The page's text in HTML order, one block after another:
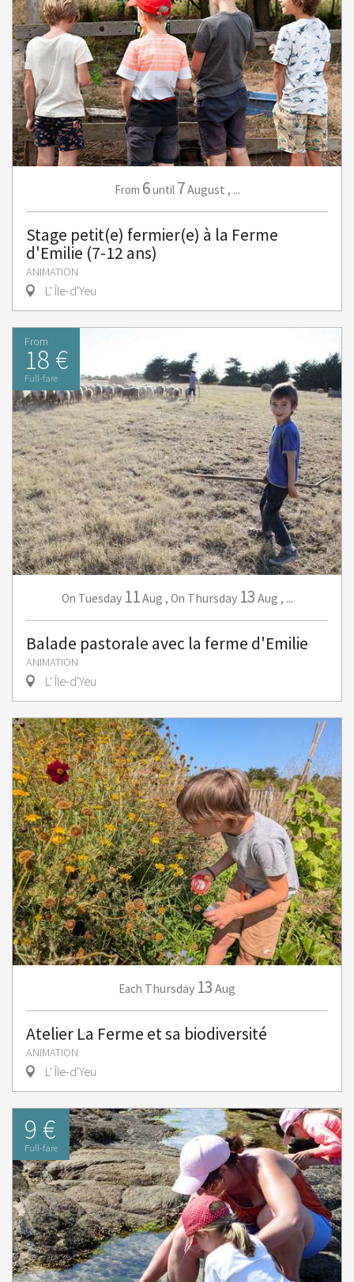
From 6until 7August , ...
Stage petit(e) fermier(e) à la Ferme
d'Emilie (7-12 ans)
ANIMATION
L' Île-d'Yeu
From
18 €
Full-fare
On Tuesday 11Aug , On Thursday 13 Aug , ...
Balade pastorale avec la ferme d'Emilie
ANIMATION
L' Île-d'Yeu
Each Thursday 13 Aug
Atelier La Ferme et sa biodiversité
ANIMATION
L' Île-d'Yeu
9 €
Full-fare